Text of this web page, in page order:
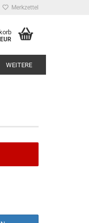
Merkzettel
WEITERE